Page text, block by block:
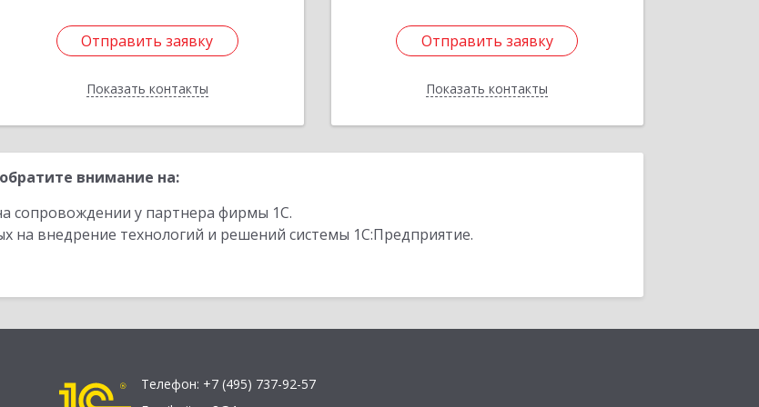
Отправить заявку
Показать контакты
Отправить заявку
Назад
Отправить заявку
Показать контакты
Отправить заявку
Назад
внимание на:
сопровождении у партнера фирмы 1С.
на внедрение технологий и решений системы 1С:Предприятие.
Телефон: +7 (495) 737-92-57